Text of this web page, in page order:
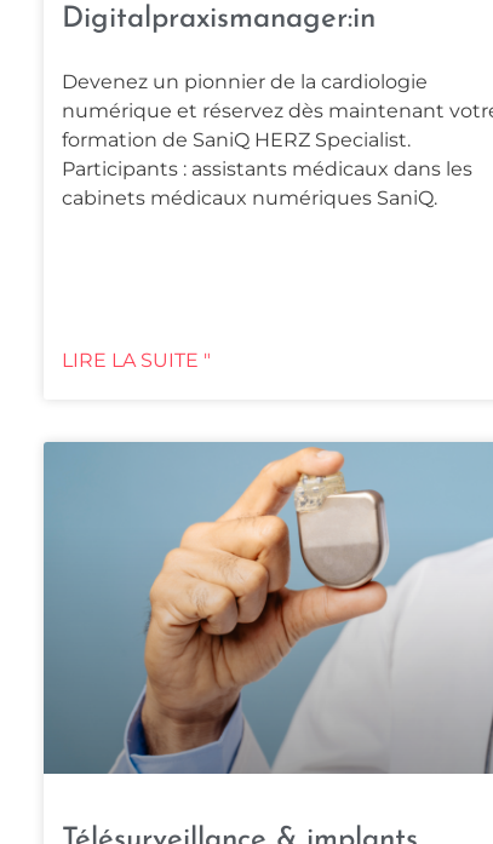
Digitalpraxismanager:in
Devenez un pionnier de la cardiologie
numérique et réservez dès maintenant
formation de SaniQ HERZ Specialist.
Participants : assistants médicaux dans les
cabinets médicaux numériques SaniQ.
LIRE LA SUITE "